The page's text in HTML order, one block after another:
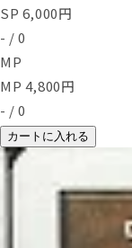
SP 6,000円
- / 0
MP
MP 4,800円
- / 0
カートに入れる